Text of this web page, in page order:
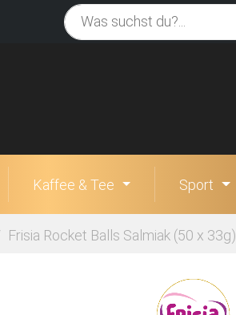
Kaffee & Tee Sport
Frisia Rocket Balls Salmiak (50 x 33g)